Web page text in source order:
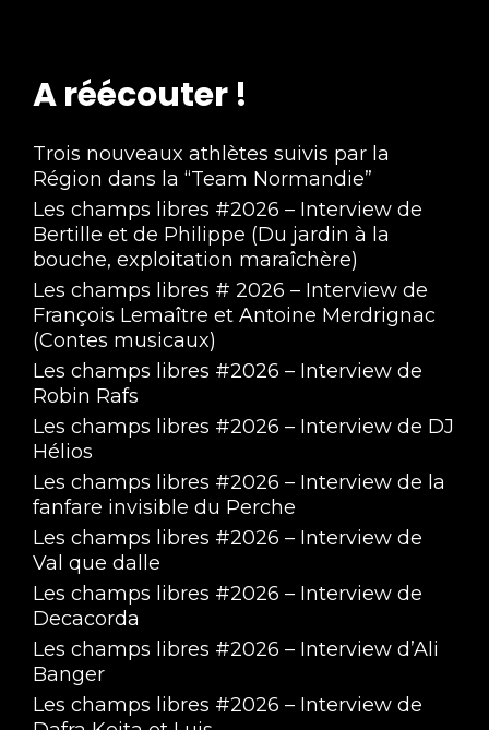
A réécouter !
Trois nouveaux athlètes suivis par la
Région dans la “Team Normandie”
Les champs libres #2026 – Interview de
Bertille et de Philippe (Du jardin à la
bouche, exploitation maraîchère)
Les champs libres # 2026 – Interview de
François Lemaître et Antoine Merdrignac
(Contes musicaux)
Les champs libres #2026 – Interview de
Robin Rafs
Les champs libres #2026 – Interview de DJ
Hélios
Les champs libres #2026 – Interview de la
fanfare invisible du Perche
Les champs libres #2026 – Interview de
Val que dalle
Les champs libres #2026 – Interview de
Decacorda
Les champs libres #2026 – Interview d’Ali
Banger
Les champs libres #2026 – Interview de